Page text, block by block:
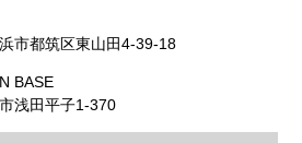
市都筑区東山田4-39-18
BASE
浅田平子1-370